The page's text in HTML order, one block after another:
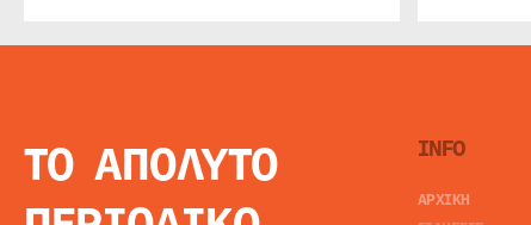
ΤΟ ΑΠΟΛΥΤΟ
INFO
ΑΡΧΙΚΗ